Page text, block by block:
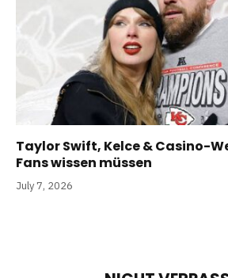
Taylor Swift, Kelce & Casino-
Fans wissen müssen
July 7, 2026